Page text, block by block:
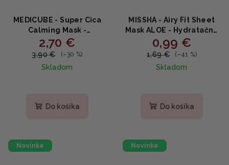
MEDICUBE - Super Cica
Calming Mask -
Upokojujúca plátená
maska s Cica 22g
2,70 €
3,90 € (–30 %)
Skladom
produktu
Do košíka
MISSHA - Airy Fit Sheet
Mask ALOE - Hydratačná
plátená maska s aloe
vera 19g
0,99 €
1,69 € (–41 %)
Skladom
Do košíka
Novinka Novinka